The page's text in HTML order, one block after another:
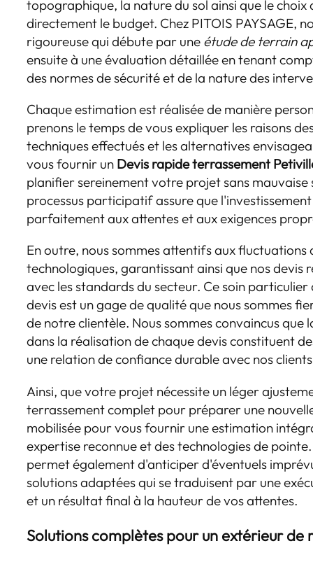
topographique, la nature du sol ainsi que le
directement le budget. Chez PITOIS PAYSAGE,
rigoureuse qui débute par une étude de terrain
ensuite à une évaluation détaillée en tenant
des normes de sécurité et de la nature des
Chaque estimation est réalisée de manière
prenons le temps de vous expliquer les raisons
techniques effectués et les alternatives
vous fournir un Devis rapide terrassement
planifier sereinement votre projet sans
processus participatif assure que
parfaitement aux attentes et aux exigences
En outre, nous sommes attentifs aux
technologiques, garantissant ainsi que nos devis
avec les standards du secteur. Ce soin
devis est un gage de qualité que nous sommes
de notre clientèle. Nous sommes convaincus que
dans la réalisation de chaque devis constituent
une relation de confiance durable avec nos
Ainsi, que votre projet nécessite un léger
terrassement complet pour préparer une
mobilisée pour vous fournir une estimation
expertise reconnue et des technologies de
permet également d'anticiper d'éventuels
solutions adaptées qui se traduisent par une
et un résultat final à la hauteur de vos attentes.
Solutions complètes pour un extérieur de